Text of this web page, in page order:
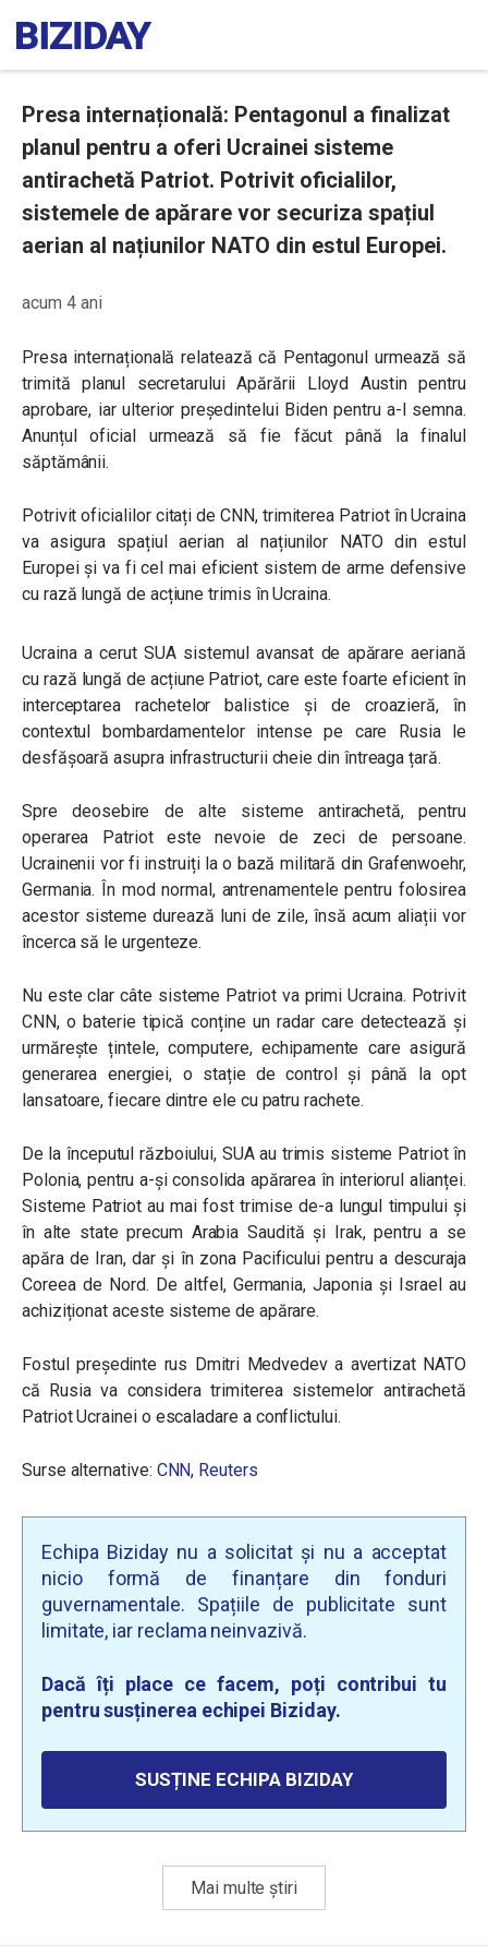
Presa internațională: Pentagonul a finalizat
planul pentru a oferi Ucrainei sisteme
antirachetă Patriot. Potrivit oficialilor,
sistemele de apărare vor securiza spațiul
aerian al națiunilor NATO din estul Europei.
acum 4 ani
Presa internațională relatează că Pentagonul urmează să
trimită planul secretarului Apărării Lloyd Austin pentru
aprobare, iar ulterior președintelui Biden pentru a-l semna.
Anunțul oficial urmează să fie făcut până la finalul
săptămânii.
Potrivit oficialilor citați de CNN, trimiterea Patriot în Ucraina
va asigura spațiul aerian al națiunilor NATO din estul
Europei și va fi cel mai eficient sistem de arme defensive
cu rază lungă de acțiune trimis în Ucraina.
Ucraina a cerut SUA sistemul avansat de apărare aeriană
cu rază lungă de acțiune Patriot, care este foarte eficient în
interceptarea rachetelor balistice și de croazieră, în
contextul bombardamentelor intense pe care Rusia le
desfășoară asupra infrastructurii cheie din întreaga țară.
Spre deosebire de alte sisteme antirachetă, pentru
operarea Patriot este nevoie de zeci de persoane.
Ucrainenii vor fi instruiți la o bază militară din Grafenwoehr,
Germania. În mod normal, antrenamentele pentru folosirea
acestor sisteme durează luni de zile, însă acum aliații vor
încerca să le urgenteze.
Nu este clar câte sisteme Patriot va primi Ucraina. Potrivit
CNN, o baterie tipică conține un radar care detectează și
urmărește țintele, computere, echipamente care asigură
generarea energiei, o stație de control și până la opt
lansatoare, fiecare dintre ele cu patru rachete.
De la începutul războiului, SUA au trimis sisteme Patriot în
Polonia, pentru a-și consolida apărarea în interiorul alianței.
Sisteme Patriot au mai fost trimise de-a lungul timpului și
în alte state precum Arabia Saudită și Irak, pentru a se
apăra de Iran, dar și în zona Pacificului pentru a descuraja
Coreea de Nord. De altfel, Germania, Japonia și Israel au
achiziționat aceste sisteme de apărare.
Fostul președinte rus Dmitri Medvedev a avertizat NATO
că Rusia va considera trimiterea sistemelor antirachetă
Patriot Ucrainei o escaladare a conflictului.
Surse alternative: CNN, Reuters
Echipa Biziday nu a solicitat și nu a acceptat
nicio formă de finanțare din fonduri
guvernamentale. Spațiile de publicitate sunt
limitate, iar reclama neinvazivă.
Dacă îți place ce facem, poți contribui tu
pentru susținerea echipei Biziday.
SUSȚINE ECHIPA BIZIDAY
Mai multe știri